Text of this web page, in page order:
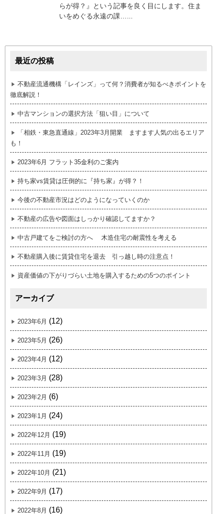
らが得？』という記事を良く目にします。住ま
いをめぐる永遠の課…...
最近の投稿
不動産流通機構「レインズ」って何？消費者が知るべきポイントを
徹底解説！
中古マンションの選択方法「狙い目」について
「相鉄・東急直通線」2023年3月開業 ますます人気の出るエリア
も！
2023年6月 フラット35金利のご案内
持ち家vs賃貸は圧倒的に『持ち家』が得？！
今後の不動産市況はどのようになっていくのか
不動産の広告や図面はしっかり確認してますか？
中古戸建てをご検討の方へ 木造住宅の耐震性を考える
不動産購入後に賃貸住宅を退去 引っ越し時の注意点！
資産価値の下がりづらい土地を購入するための5つのポイント
アーカイブ
2023年6月 (12)
2023年5月 (26)
2023年4月 (12)
2023年3月 (28)
2023年2月 (6)
2023年1月 (24)
2022年12月 (19)
2022年11月 (19)
2022年10月 (21)
2022年9月 (17)
2022年8月 (16)